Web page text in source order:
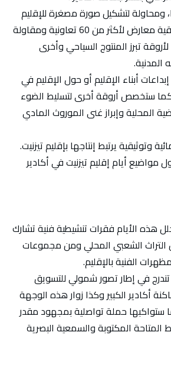
ومحاولة لتشكيل صورة مصغرة للإقليم
تستحضر بعض دينامياته المجالية، تضم فقرات هذه التظاهرة التسويقية معارض لأكثر من 60 تعاونية ومقاولة
تبرز المنتوج السياحي وأخرى
المدنية.
أبناء الإقليم أو حول الإقليم في
كما ستخصص أروقة أخرى لتسليط الضوء
المحلية وإبراز غنى الموروث المادي
يرتبط إنتاجها بإقليم تيزنيت.
أيام إقليم تيزنيت في أكادير
هذه الأيام فقرات تنشيطية فنية تشارك
الشعبي المحلي ومن مجموعات
الفنية بالإقليم.
في إطار تصور شمولي للتسويق
أكادير الكبير وكذا زوار هذه الوجهة
ستواكبها حملة تواصلية بمجهود مقدر
المكتوبة والسمعية البصرية